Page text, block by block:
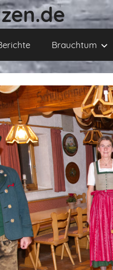
Brauchtum